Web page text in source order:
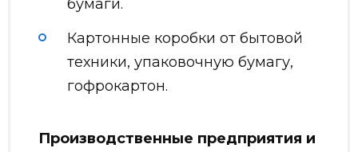
бумаги.
Картонные коробки от бытовой
техники, упаковочную бумагу,
гофрокартон.
Производственные предприятия и